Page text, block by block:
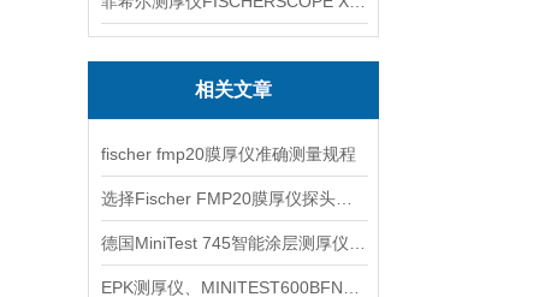
相关文章
fischer fmp20膜厚仪准确测量规程